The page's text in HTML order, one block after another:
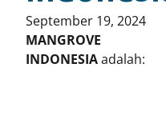
Published
on:
September 19, 2024
MANGROVE
INDONESIAadalah: